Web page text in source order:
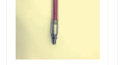
Visita à fábrica
Controle de qualidade